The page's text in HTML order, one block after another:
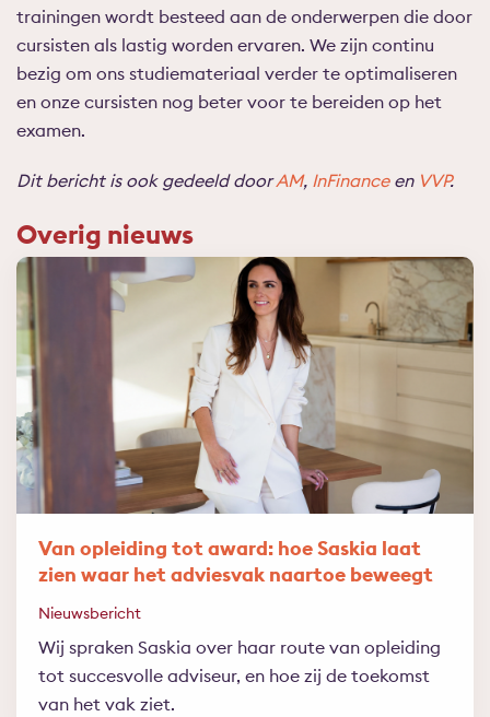
trainingen wordt besteed aan de onderwerpen die door
cursisten als lastig worden ervaren. We zijn continu
bezig om ons studiemateriaal verder te optimaliseren
en onze cursisten nog beter voor te bereiden op het
examen.
Dit bericht is ook gedeeld doorAM, InFinanceen VVP.
Overig nieuws
Van opleiding tot award: hoe Saskia laat
zien waar het adviesvak naartoe beweegt
Nieuwsbericht
Wij spraken Saskia over haar route van opleiding
tot succesvolle adviseur, en hoe zij de toekomst
van het vak ziet.